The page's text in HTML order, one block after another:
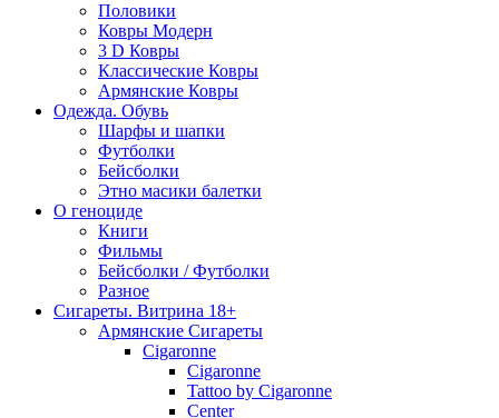
Половики
Ковры Модерн
3 D Ковры
Классические Ковры
Армянские Ковры
Одежда. Обувь
Шарфы и шапки
Футболки
Бейсболки
Этно масики балетки
О геноциде
Книги
Фильмы
Бейсболки / Футболки
Разное
Сигареты. Витрина 18+
Армянские Сигареты
Cigaronne
Cigaronne
Tattoo by Cigaronne
Center